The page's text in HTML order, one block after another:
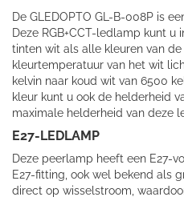
De GLEDOPTO GL-B-008P is
Deze RGB+CCT-ledlamp kunt
tinten wit als alle kleuren van
kleurtemperatuur van het wit
kelvin naar koud wit van 6500
kleur kunt u ook de helderheid
maximale helderheid van deze
E27-LEDLAMP
Deze peerlamp heeft een E27-
E27-fitting, ook wel bekend als
direct op wisselstroom,